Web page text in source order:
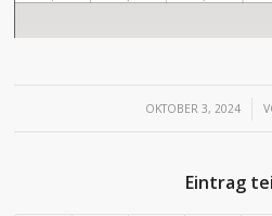
OKTOBER 3, 2024
/
Eintrag